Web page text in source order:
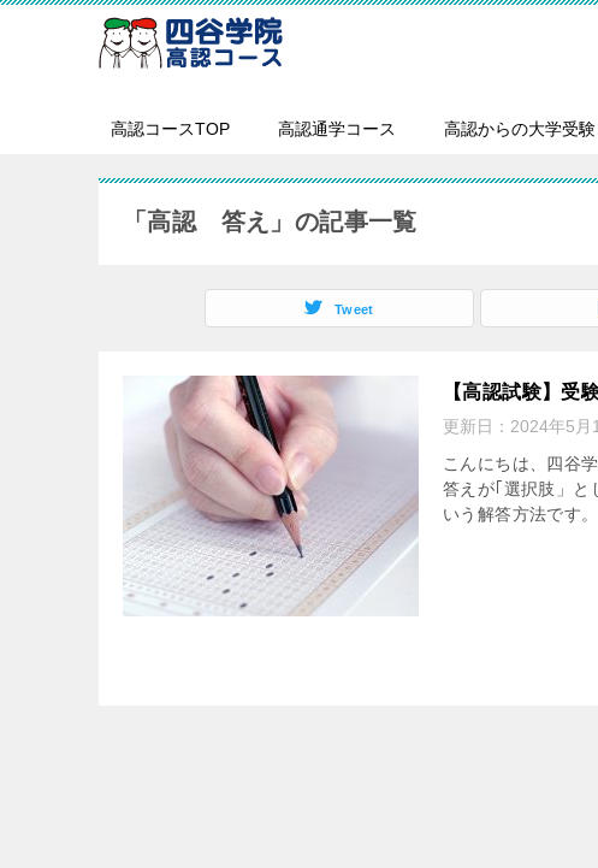
高認コースTOP 高認通学コース 高認からの大学受験
「高認 答え」の記事一覧
Tweet
【高認試験】受
更新日： 2024年5月
こんにちは、四谷
答えが｢選択肢」と
いう解答方法です